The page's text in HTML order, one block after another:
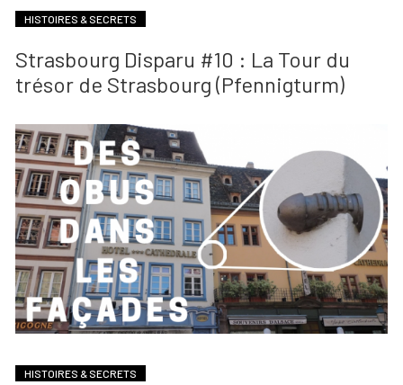
HISTOIRES & SECRETS
Strasbourg Disparu #10 : La Tour du
trésor de Strasbourg (Pfennigturm)
HISTOIRES & SECRETS